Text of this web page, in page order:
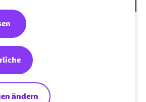
ändern
(das Nervensystem außerhalb
in seiner Funktion gestört, liegt
Die Beschwerden reichen von
Schmerzen bis zu Lähmungen.
Polyneuropathien wegen einer
oder infolge dauerhaft